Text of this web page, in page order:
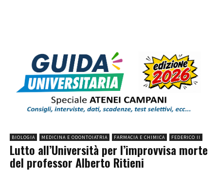
BIOLOGIA MEDICINA E ODONTOIATRIA FARMACIA E CHIMICA FEDERICO II
Lutto all’Università per l’improvvisa morte
del professor Alberto Ritieni